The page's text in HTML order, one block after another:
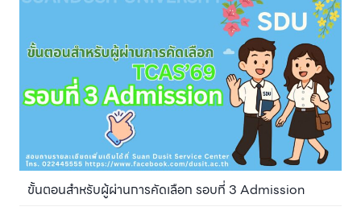
ขั้นตอนสำหรับผู้ผ่านการคัดเลือก รอบที่ 3 Admission